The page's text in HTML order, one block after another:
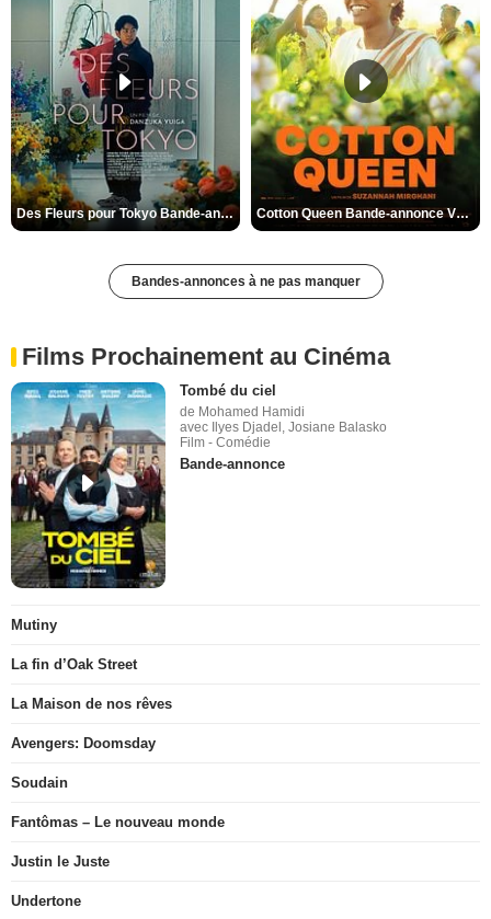
Des Fleurs pour Tokyo Bande-annonce VO STFR Cotton Queen Bande-annonce VO STFR
Bandes-annonces à ne pas manquer
Films Prochainement au Cinéma
Tombé du ciel
de Mohamed Hamidi
avec Ilyes Djadel, Josiane Balasko
Film - Comédie
Bande-annonce
Mutiny
La fin d’Oak Street
La Maison de nos rêves
Avengers: Doomsday
Soudain
Fantômas – Le nouveau monde
Justin le Juste
Undertone